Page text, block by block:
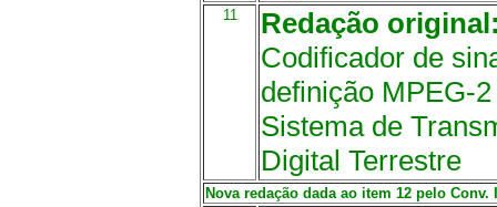
11
Redação
Codificador de
definição MPEG-
Sistema de
Digital Terrestre
Nova redação dada ao item 12 pelo